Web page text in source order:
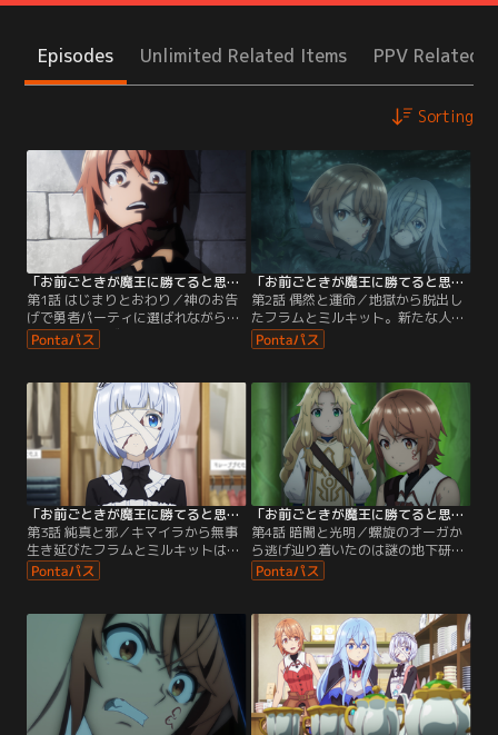
Episodes Unlimited Related Items PPV Related
Sorting
「お前ごときが魔王に勝てると思うな」と勇者パーティを追放されたので、王都で気ままに暮らしたい 第01話
第1話 はじまりとおわり／神のお告
げで勇者パーティに選ばれながら、
能力値オールゼロだったフラムは賢
者ジーンにより奴隷商に売られてし
も承諾し、信頼していた勇者ですら
「あの顔を二度と見なくて済むと
清々する」と言い放ったという。奴
隷としても役立たずの烙印を押され
たフラムは、余興としてその命を奪
われようとしていた。
「お前ごときが魔王に勝てると思うな」と勇者パーティを追放されたので、王都で気ままに暮らしたい 第02話
第2話 偶然と運命／地獄から脱出し
たフラムとミルキット。新たな人生
を歩むため冒険者ライセンスを取得
し、初の依頼に向かう。Fランクの
れは、Fランクよりも遥かに強力なD
ランクの魔物であった。しかし圧倒
的な力を手に入れたフラムには関係
ない--そのはずだった。そこに現れ
たのは異形のワーウルフ。謎の化け
物が次々と…。
「お前ごときが魔王に勝てると思うな」と勇者パーティを追放されたので、王都で気ままに暮らしたい 第03話
第3話 純真と邪／キマイラから無事
生き延びたフラムとミルキットは、
新しい服を買ったりと束の間の平和
を満喫していた。とある日、ひった
た商人のリーチから「妻の病気を治
すため薬草を探してほしい」と依頼
される。共に犯人を捕まえた修道女
のセーラも加わり、3人は薬草を求
めて山村へ向かう。フラムにとっ
て…。
「お前ごときが魔王に勝てると思うな」と勇者パーティを追放されたので、王都で気ままに暮らしたい 第04話
第4話 暗闇と光明／螺旋のオーガか
ら逃げ辿り着いたのは謎の地下研究
施設だった。そこで見つけた研究ノ
ートには恐ろしい実験の記録、そし
た。「なんで私の名前がここに出て
くるの？」と困惑するフラムの前に
助けを求める女性が現れる。しか
し、それは罠だった…！女性の顔は
渦巻く肉塊に変貌し…。